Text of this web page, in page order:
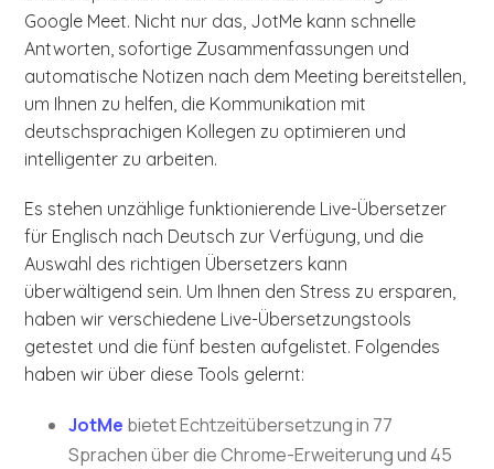
Google Meet. Nicht nur das, JotMe kann schnelle
Antworten, sofortige Zusammenfassungen und
automatische Notizen nach dem Meeting bereitstellen,
um Ihnen zu helfen, die Kommunikation mit
deutschsprachigen Kollegen zu optimieren und
intelligenter zu arbeiten.
Es stehen unzählige funktionierende Live-Übersetzer
für Englisch nach Deutsch zur Verfügung, und die
Auswahl des richtigen Übersetzers kann
überwältigend sein. Um Ihnen den Stress zu ersparen,
haben wir verschiedene Live-Übersetzungstools
getestet und die fünf besten aufgelistet. Folgendes
haben wir über diese Tools gelernt:
JotMe bietet Echtzeitübersetzung in 77
Sprachen über die Chrome-Erweiterung und 45